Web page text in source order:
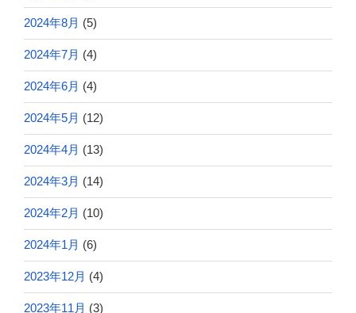
2024年8月 (5)
2024年7月 (4)
2024年6月 (4)
2024年5月 (12)
2024年4月 (13)
2024年3月 (14)
2024年2月 (10)
2024年1月 (6)
2023年12月 (4)
2023年11月 (3)